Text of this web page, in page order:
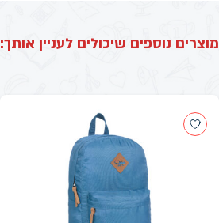
מוצרים נוספים שיכולים לעניין אותך: